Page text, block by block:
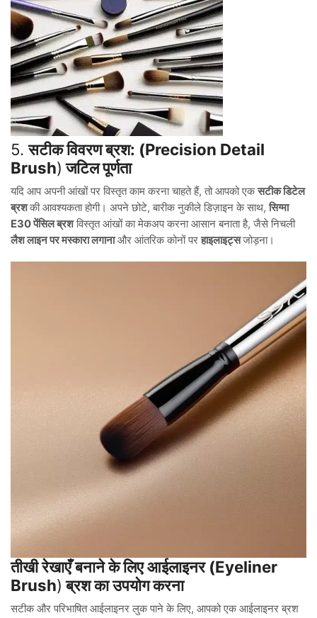
5.सटीक विवरण ब्रश: (Precision Detail
Brush) जटिल पूर्णता
यदि आप अपनी आंखों पर विस्तृत काम करना चाहते हैं, तो आपको एकसटीक डिटेल
ब्रशकी आवश्यकता होगी। अपने छोटे, बारीक नुकीले डिज़ाइन के साथ,सिग्मा
E30 पेंसिल ब्रशविस्तृत आंखों का मेकअप करना आसान बनाता है, जैसे निचली
लैश लाइन पर मस्कारा लगानाऔर आंतरिक कोनों परहाइलाइट्सजोड़ना।
तीखी रेखाएँ बनाने के लिए आईलाइनर (Eyeliner
Brush) ब्रश का उपयोग करना
सटीक और परिभाषित आईलाइनर लुक पाने के लिए, आपको एक आईलाइनर ब्रश